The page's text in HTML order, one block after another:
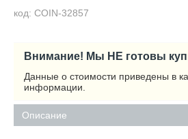
код: COIN-32857
Внимание! Мы НЕ готовы
Данные о стоимости приведены в
информации.
Описание